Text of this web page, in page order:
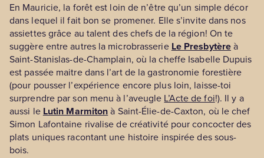
En Mauricie, la forêt est loin de n’être qu’un simple décor
dans lequel il fait bon se promener. Elle s’invite dans nos
assiettes grâce au talent des chefs de la région! On te
suggère entre autres la microbrasserie Le Presbytèreà
Saint-Stanislas-de-Champlain, où la cheffe Isabelle Dupuis
est passée maitre dans l’art de la gastronomie forestière
(pour pousser l’expérience encore plus loin, laisse-toi
surprendre par son menu à l’aveugle L’Acte de foi!). Il y a
aussi le Lutin Marmitonà Saint-Élie-de-Caxton, où le chef
Simon Lafontaine rivalise de créativité pour concocter des
plats uniques racontant une histoire inspirée des sous-
bois.